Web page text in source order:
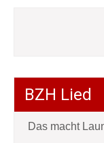
BZH Lied
Das macht